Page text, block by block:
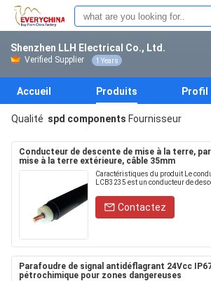
Shenzhen LLH Electrical Co., Ltd.
Verified Supplier 1 Years
Accueil Produits Profil
Qualité spd components Fournisseur
Conducteur de descente de mise à la terre,
mise à la terre extérieure, câble 35mm
Caractéristiques du produit Le
LCB3235 est un conducteur de
Contactez
Parafoudre de signal antidéflagrant 24Vcc
pétrochimique pour zones dangereuses